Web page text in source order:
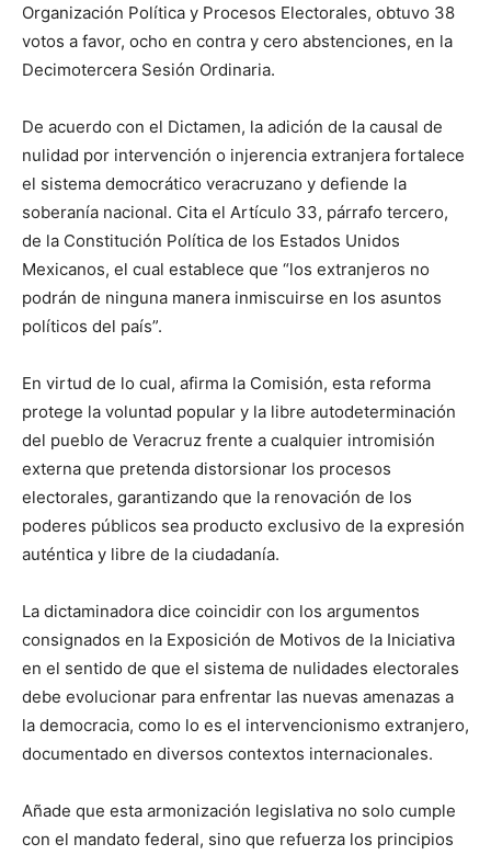
Organización Política y Procesos Electorales, obtuvo 38
votos a favor, ocho en contra y cero abstenciones, en la
Decimotercera Sesión Ordinaria.
De acuerdo con el Dictamen, la adición de la causal de
nulidad por intervención o injerencia extranjera fortalece
el sistema democrático veracruzano y defiende la
soberanía nacional. Cita el Artículo 33, párrafo tercero,
de la Constitución Política de los Estados Unidos
Mexicanos, el cual establece que “los extranjeros no
podrán de ninguna manera inmiscuirse en los asuntos
políticos del país”.
En virtud de lo cual, afirma la Comisión, esta reforma
protege la voluntad popular y la libre autodeterminación
del pueblo de Veracruz frente a cualquier intromisión
externa que pretenda distorsionar los procesos
electorales, garantizando que la renovación de los
poderes públicos sea producto exclusivo de la expresión
auténtica y libre de la ciudadanía.
La dictaminadora dice coincidir con los argumentos
consignados en la Exposición de Motivos de la Iniciativa
en el sentido de que el sistema de nulidades electorales
debe evolucionar para enfrentar las nuevas amenazas a
la democracia, como lo es el intervencionismo extranjero,
documentado en diversos contextos internacionales.
Añade que esta armonización legislativa no solo cumple
con el mandato federal, sino que refuerza los principios